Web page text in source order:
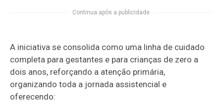
Continua após a publicidade
A iniciativa se consolida como uma linha de cuidado
completa para gestantes e para crianças de zero a
dois anos, reforçando a atenção primária,
organizando toda a jornada assistencial e
oferecendo: